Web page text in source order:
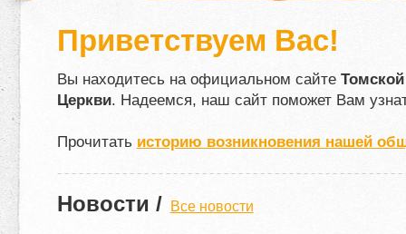
Приветствуем Вас!
Вы находитесь на официальном сайте
Церкви. Надеемся, наш сайт поможет Вам
Прочитать историю возникновения нашей
Новости / Все новости